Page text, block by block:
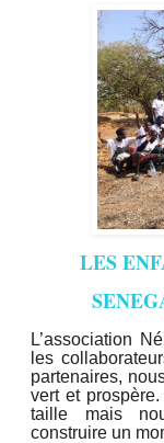
LES
L’association
les
partenaires,
vert et
taille mais
construire un